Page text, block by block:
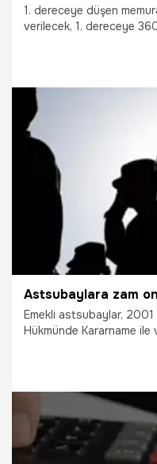
1. dereceye düşen
verilecek, 1. dereceye
geçireceklerini
çevrilmişken, 1.
araştırılıyor.
7.03.2024 Çalışma
Emekli astsubaylar, 2001
Hükmünde Kararname
Astsubaylara zam
verilecek mi 2024, 15
verilecek mi, emekli
yanıtını araştırıyor.
27.02.2024 Çalışma